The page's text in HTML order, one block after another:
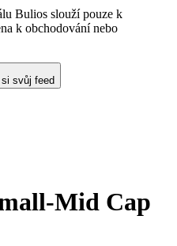
Bulios slouží pouze k
k obchodování nebo
svůj feed
Mid Cap